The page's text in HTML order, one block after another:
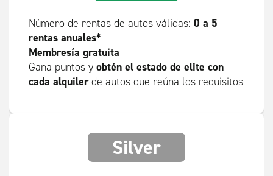
Número de rentas de autos válidas: 0 a 5
rentas anuales*
Membresía gratuita
Gana puntos y obtén el estado de elite con
cada alquilerde autos que reúna los requisitos
Silver